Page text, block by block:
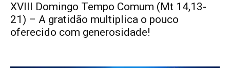
XVIII Domingo Tempo Comum (Mt 14,13-
21) – A gratidão multiplica o pouco
oferecido com generosidade!